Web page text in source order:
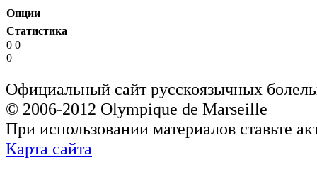
Опции
Статистика
0 0
0
Официальный сайт русскоязычных
© 2006-2012 Olympique de Marseille
При использовании материалов ставьте
Карта сайта